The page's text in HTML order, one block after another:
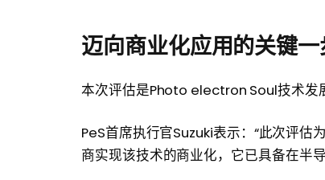
迈向商业化应用的关键
本次评估是Photo electron Soul技术发
PeS首席执行官Suzuki表示：“此次评
商实现该技术的商业化，它已具备在半